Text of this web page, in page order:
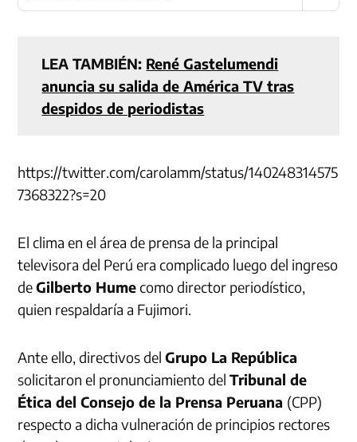
LEA TAMBIÉN: René Gastelumendi
anuncia su salida de América TV tras
despidos de periodistas
https://twitter.com/carolamm/status/140248314575
7368322?s=20
El clima en el área de prensa de la principal
televisora del Perú era complicado luego del ingreso
deGilberto Humecomo director periodístico,
quien respaldaría a Fujimori.
Ante ello, directivos delGrupo La República
solicitaron el pronunciamiento delTribunal de
Ética del Consejo de la Prensa Peruana (CPP)
respecto a dicha vulneración de principios rectores